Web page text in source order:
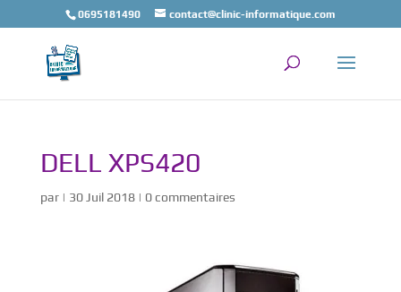
0695181490 contact@clinic-informatique.com
DELL XPS420
par | 30 Juil 2018| 0 commentaires